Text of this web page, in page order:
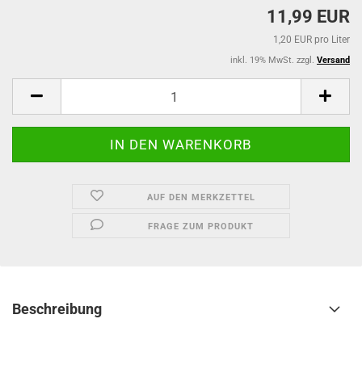
11,99 EUR
1,20 EUR pro Liter
inkl. 19% MwSt. zzgl. Versand
AUF DEN MERKZETTEL
FRAGE ZUM PRODUKT
Beschreibung